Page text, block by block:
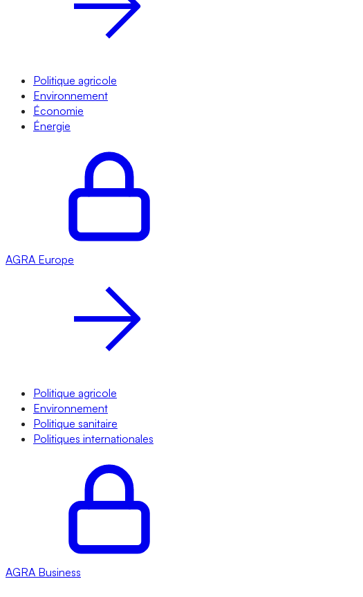
Politique agricole
Environnement
Économie
Énergie
AGRA Europe
Politique agricole
Environnement
Politique sanitaire
Politiques internationales
AGRA Business